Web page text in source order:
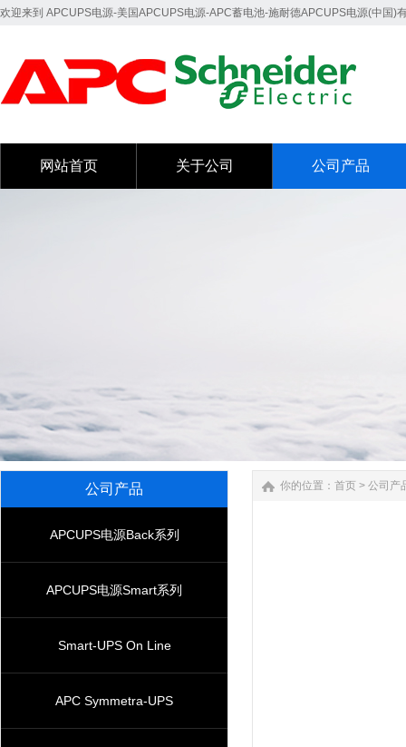
欢迎来到 APCUPS电源-美国APCUPS电源-APC蓄电池-施耐德APCUPS电源(中国)
网站首页 关于公司 公司产品
公司产品
APCUPS电源Back系列
APCUPS电源Smart系列
Smart-UPS On Line
APC Symmetra-UPS
你的位置： 首页 > 公司产